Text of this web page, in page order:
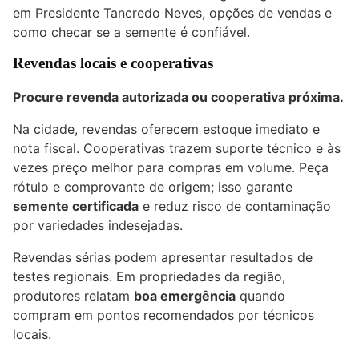
em Presidente Tancredo Neves, opções de vendas e
como checar se a semente é confiável.
Revendas locais e cooperativas
Procure revenda autorizada ou cooperativa próxima.
Na cidade, revendas oferecem estoque imediato e
nota fiscal. Cooperativas trazem suporte técnico e às
vezes preço melhor para compras em volume. Peça
rótulo e comprovante de origem; isso garante
semente certificada e reduz risco de contaminação
por variedades indesejadas.
Revendas sérias podem apresentar resultados de
testes regionais. Em propriedades da região,
produtores relatam boa emergência quando
compram em pontos recomendados por técnicos
locais.